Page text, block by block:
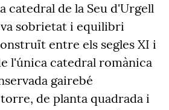
catedral de la Seu d'Urgell
sobrietat i equilibri
entre els segles XI i
l'única catedral romànica
gairebé
de planta quadrada i